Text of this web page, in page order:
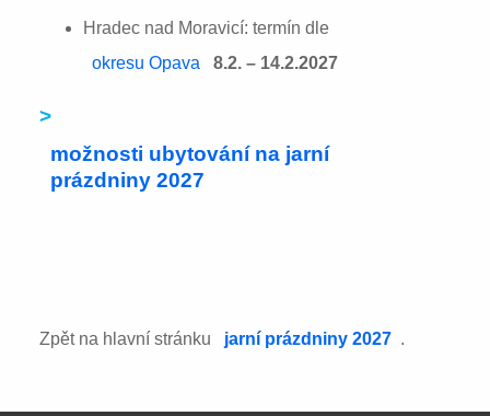
Hradec nad Moravicí: termín dle
okresu Opava
8.2. – 14.2.2027
>
možnosti ubytování na jarní
prázdniny 2027
Zpět na hlavní stránku jarní prázdniny 2027 .